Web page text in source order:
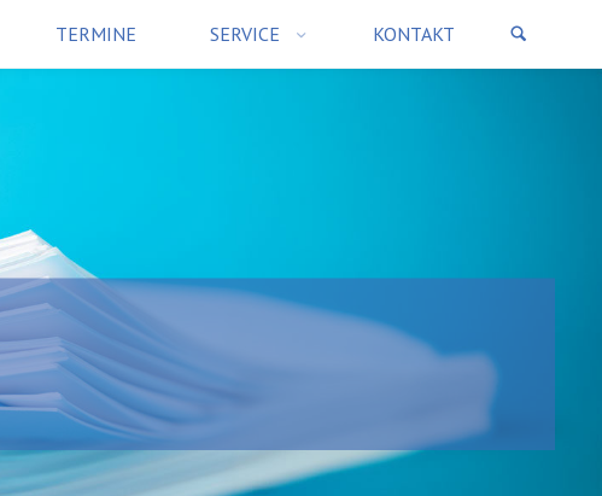
TERMINE SERVICE KONTAKT